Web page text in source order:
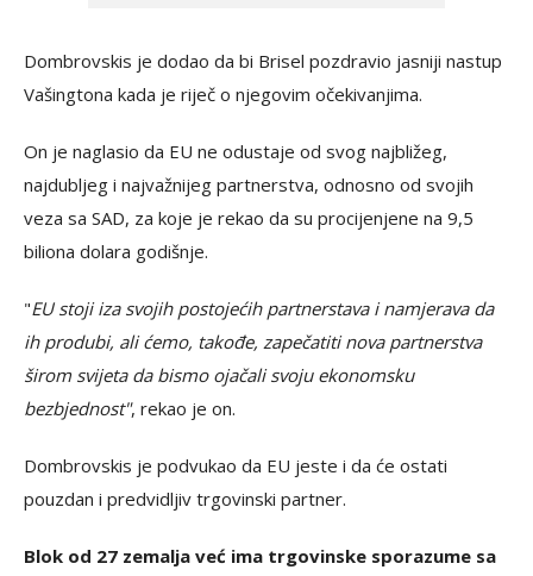
Dombrovskis je dodao da bi Brisel pozdravio jasniji nastup
Vašingtona kada je riječ o njegovim očekivanjima.
On je naglasio da EU ne odustaje od svog najbližeg,
najdubljeg i najvažnijeg partnerstva, odnosno od svojih
veza sa SAD, za koje je rekao da su procijenjene na 9,5
biliona dolara godišnje.
"EU stoji iza svojih postojećih partnerstava i namjerava da
ih produbi, ali ćemo, takođe, zapečatiti nova partnerstva
širom svijeta da bismo ojačali svoju ekonomsku
bezbjednost", rekao je on.
Dombrovskis je podvukao da EU jeste i da će ostati
pouzdan i predvidljiv trgovinski partner.
Blok od 27 zemalja već ima trgovinske sporazume sa